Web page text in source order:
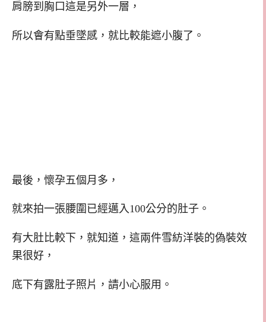
肩膀到胸口這是另外一層，
所以會有點垂墜感，就比較能遮小腹了。
最後，懷孕五個月多，
就來拍一張腰圍已經邁入100公分的肚子。
有大肚比較下，就知道，這兩件雪紡洋裝的偽裝效
果很好，
底下有露肚子照片，請小心服用。